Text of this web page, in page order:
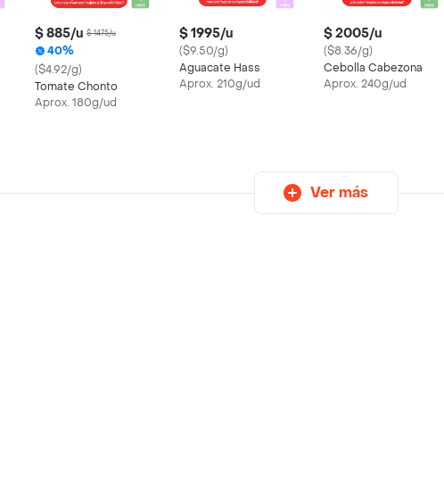
$ 885/u $ 1475/u
40%
($4.92/g)
Tomate Chonto
Aprox. 180g/ud
$ 1995/u
($9.50/g)
Aguacate Hass
Aprox. 210g/ud
$ 2005/u
($8.36/g)
Cebolla Cabezona
Aprox. 240g/ud
Ver más